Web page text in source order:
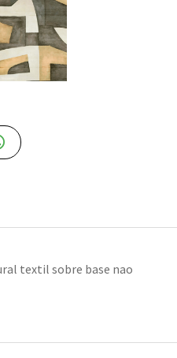
textil sobre base nao